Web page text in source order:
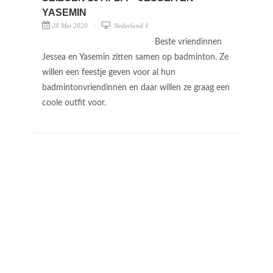
YASEMIN
20 Mei 2020 Nederland 1
Beste vriendinnen
Jessea en Yasemin zitten samen op badminton. Ze
willen een feestje geven voor al hun
badmintonvriendinnen en daar willen ze graag een
coole outfit voor.